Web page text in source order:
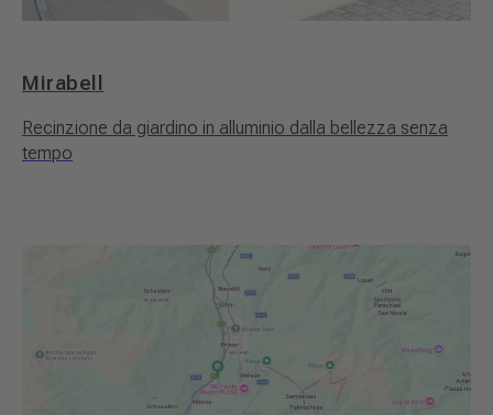
Mirabell
Recinzione da giardino in alluminio dalla bellezza senza
tempo